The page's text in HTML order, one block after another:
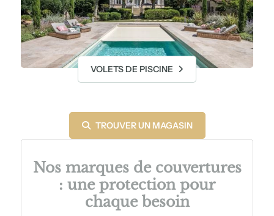
VOLETS DE PISCINE
TROUVER UN MAGASIN
Nos marques de couvertures
: une protection pour
chaque besoin